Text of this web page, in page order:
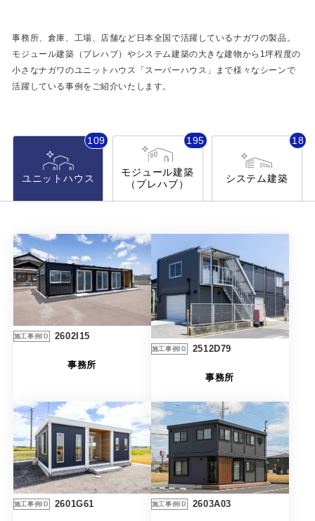
事務所・作業場
倉庫・工場
ガレージ・物置
勉強部屋・子供部屋
休憩室・喫煙室
中古品
製品特長と納入までの流れ
ユニットハウス
危険物保管庫
防災倉庫
Webカタログ
会社概要
その他
お問い合わせ
ショッピングカート
利用規約
特定商取引法に基づく表記
映像集
展示場用地の募集
事務所、倉庫、工場、店舗など日本全国で活躍しているナガワの製品。
モジュール建築（プレハブ）やシステム建築の大きな建物から 1坪程度の
小さなナガワのユニットハウス「スーパーハウス」まで様々なシーンで
活躍している事例をご紹介いたします。
ユニットハウス
109
モジュール建築
（プレハブ）
195
システム建築
18
施工事例ID 2602I15
事務所
施工事例ID 2512D79
事務所
施工事例ID 2601G61 施工事例ID 2603A03